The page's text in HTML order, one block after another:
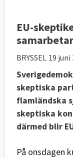
EU-
BRYSSEL 19 juni
skeptiska
flamländska
skeptiska
därmed blir
På onsdagen